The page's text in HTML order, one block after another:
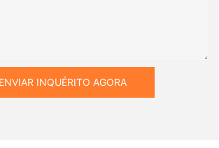
ENVIAR INQUÉRITO AGORA